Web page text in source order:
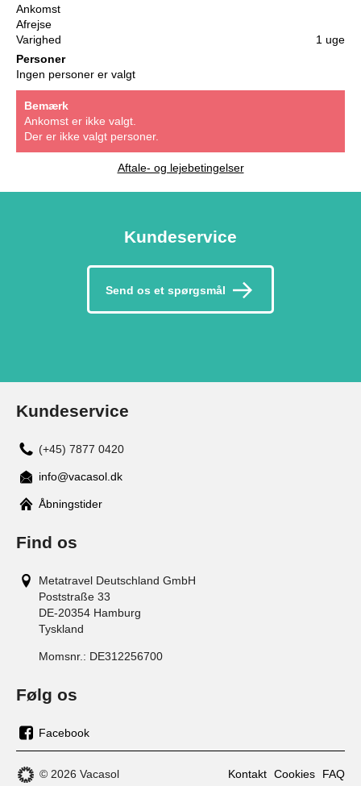
Ankomst
Afrejse
Varighed
1 uge
Personer
Ingen personer er valgt
Bemærk
Ankomst er ikke valgt.
Der er ikke valgt personer.
Aftale- og lejebetingelser
Kundeservice
Send os et spørgsmål
Kundeservice
(+45) 7877 0420
info@vacasol.dk
Åbningstider
Find os
Metatravel Deutschland GmbH
Poststraße 33
DE-20354 Hamburg
Tyskland
Momsnr.: DE312256700
Følg os
os
på
Facebook
© 2026 Vacasol Kontakt Cookies FAQ